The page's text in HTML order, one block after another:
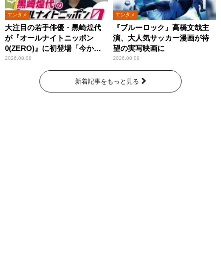
エンタメ
大注目の若手俳優・黒崎煌代
が『オールナイトニッポン
0(ZERO)』に初登場「今から
とてもワクワクしておりま
2026.08.08
エンタメ
『ブルーロック』高橋文哉主
演、大人気サッカー漫画が待
望の実写映画に
2026.08.08
新着記事をもっと見る